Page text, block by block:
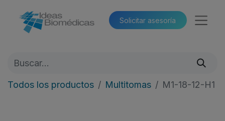
Solicitar asesoría​​
Todos los productos Multitomas M1-18-12-H1